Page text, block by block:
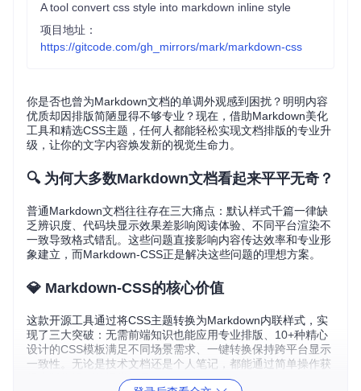
A tool convert css style into markdown inline style
项目地址：
https://gitcode.com/gh_mirrors/mark/markdown-css
你是否也曾为Markdown文档的单调外观感到困扰？明明内容
优质却因排版简陋显得不够专业？现在，借助Markdown美化
工具和精选CSS主题，任何人都能轻松实现文档排版的专业升
级，让你的文字内容焕发新的视觉生命力。
🔍 为何大多数Markdown文档看起来平平无奇？
普通Markdown文档往往存在三大痛点：默认样式千篇一律缺
乏辨识度、代码块显示效果差影响阅读体验、不同平台渲染不
一致导致格式错乱。这些问题直接影响内容传达效率和专业形
象建立，而Markdown-CSS正是解决这些问题的理想方案。
💎 Markdown-CSS的核心价值
这款开源工具通过将CSS主题转换为Markdown内联样式，实
现了三大突破：无需前端知识也能应用专业排版、10+种精心
设计的CSS模板满足不同场景需求、一键转换保持跨平台显示
一致性。无论是技术文档还是个人笔记，都能通过简单操作获
得出版物级别的视觉效果。